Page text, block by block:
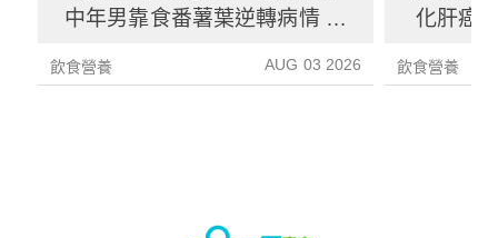
中年男靠食番薯葉逆轉病情 肝
飲食營養 AUG 03 2026
化肝癌
飲食營養